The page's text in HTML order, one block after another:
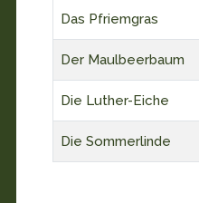
Das Pfriemgras
Der Maulbeerbaum
Die Luther-Eiche
Die Sommerlinde